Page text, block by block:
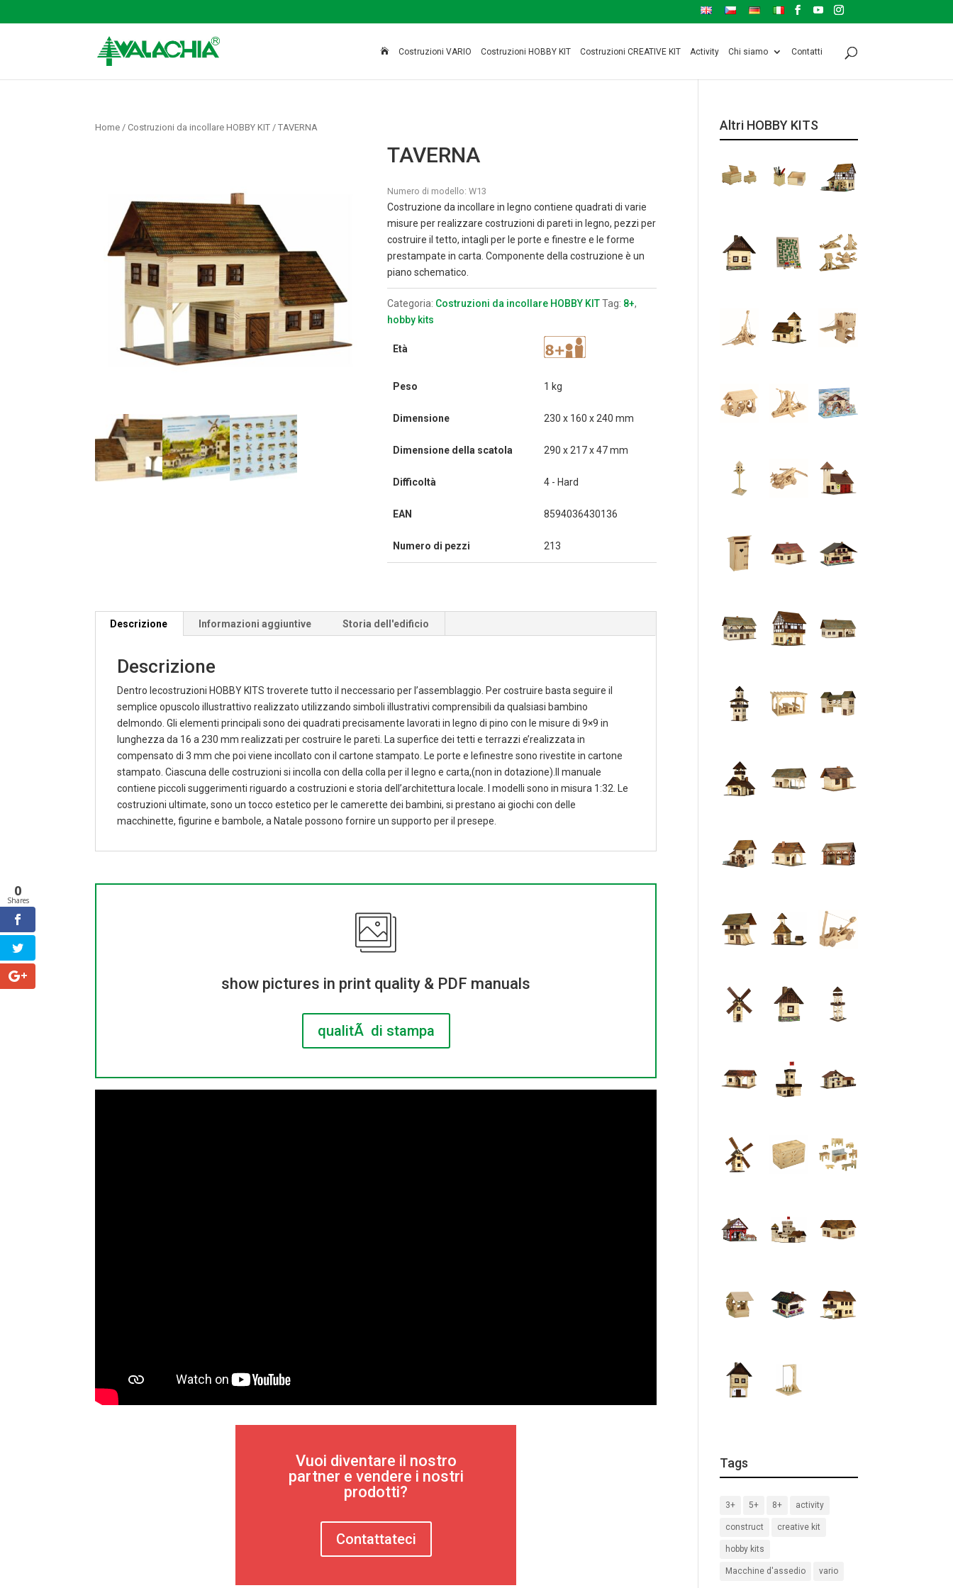
 Costruzioni VARIO Costruzioni HOBBY KIT Costruzioni CREATIVE KIT Activity Chi siamo Contatti
Home / Costruzioni da incollare HOBBY KIT / TAVERNA
TAVERNA
Numero di modello:W13
Costruzione da incollare in legno contiene quadrati di varie
misure per realizzare costruzioni di pareti in legno, pezzi per
costruire il tetto, intagli per le porte e finestre e le forme
prestampate in carta. Componente della costruzione è un
piano schematico.
Categoria: Costruzioni da incollare HOBBY KITTag: 8+,
hobby kits
Età
Peso 1 kg
Dimensione 230 x 160 x 240 mm
Dimensione della scatola 290 x 217 x 47 mm
Difficoltà 4 - Hard
EAN 8594036430136
Numero di pezzi 213
Descrizione Informazioni aggiuntive Storia dell'edificio
Descrizione
Dentro lecostruzioni HOBBY KITS troverete tutto il neccessario per l’assemblaggio. Per costruire basta seguire il
semplice opuscolo illustrattivo realizzato utilizzando simboli illustrativi comprensibili da qualsiasi bambino
delmondo. Gli elementi principali sono dei quadrati precisamente lavorati in legno di pino con le misure di 9×9 in
lunghezza da 16 a 230 mm realizzati per costruire le pareti. La superfice dei tetti e terrazzi e’realizzata in
compensato di 3 mm che poi viene incollato con il cartone stampato. Le porte e lefinestre sono rivestite in cartone
stampato. Ciascuna delle costruzioni si incolla con della colla per il legno e carta,(non in dotazione).Il manuale
contiene piccoli suggerimenti riguardo a costruzioni e storia dell’architettura locale. I modelli sono in misura 1:32. Le
costruzioni ultimate, sono un tocco estetico per le camerette dei bambini, si prestano ai giochi con delle
macchinette, figurine e bambole, a Natale possono fornire un supporto per il presepe.
show pictures in print quality & PDF manuals
qualitÃ di stampa
Vuoi diventare il nostro
partner e vendere i nostri
prodotti?
Contattateci
Altri HOBBY KITS
Tags
3+ 5+ 8+ activity
construct creative kit
hobby kits
Macchine d'assedio vario
0
Shares